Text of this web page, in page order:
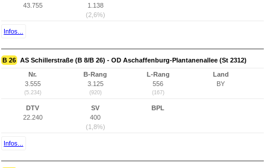
43.755
1.138
(2,6%)
Infos...
B 26 AS Schillerstraße (B 8/B 26) - OD Aschaffenburg-Plantanenallee (St 2312)
Nr.
3.555
(5.234)
B-Rang
3.125
(920)
L-Rang
556
(167)
Land
BY
DTV
22.240
SV
400
(1,8%)
BPL
Infos...